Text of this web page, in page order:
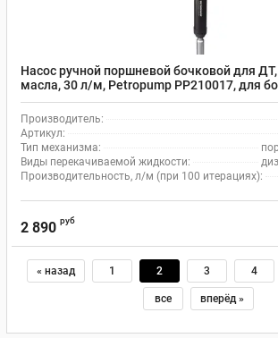
Насос ручной поршневой бочковой для
масла, 30 л/м, Petropump PP210017, для
Производитель:
Артикул:
Тип механизма:
Виды перекачиваемой жидкости:
Производительность, л/м (при 100 итерациях):
2 890 руб
« назад 1 2 3 4
все вперёд »